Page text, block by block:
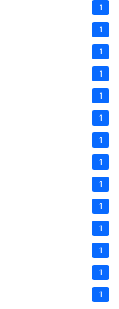
1
1
1
1
1
1
1
1
1
1
1
1
1
1